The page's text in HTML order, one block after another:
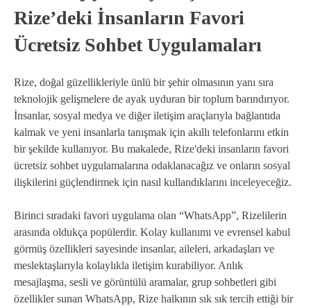
Rize’deki İnsanların Favori
Ücretsiz Sohbet Uygulamaları
Rize, doğal güzellikleriyle ünlü bir şehir olmasının yanı sıra
teknolojik gelişmelere de ayak uyduran bir toplum barındırıyor.
İnsanlar, sosyal medya ve diğer iletişim araçlarıyla bağlantıda
kalmak ve yeni insanlarla tanışmak için akıllı telefonlarını etkin
bir şekilde kullanıyor. Bu makalede, Rize'deki insanların favori
ücretsiz sohbet uygulamalarına odaklanacağız ve onların sosyal
ilişkilerini güçlendirmek için nasıl kullandıklarını inceleyeceğiz.
Birinci sıradaki favori uygulama olan “WhatsApp”, Rizelilerin
arasında oldukça popülerdir. Kolay kullanımı ve evrensel kabul
görmüş özellikleri sayesinde insanlar, aileleri, arkadaşları ve
meslektaşlarıyla kolaylıkla iletişim kurabiliyor. Anlık
mesajlaşma, sesli ve görüntülü aramalar, grup sohbetleri gibi
özellikler sunan WhatsApp, Rize halkının sık sık tercih ettiği bir